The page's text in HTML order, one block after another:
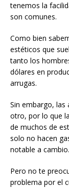
tenemos la
son comunes.
Como bien
estéticos que
tanto los
dólares en
arrugas.
Sin embargo, las
otro, por lo que
de muchos de
solo no hacen
notable a cambio.
Pero no te
problema por el